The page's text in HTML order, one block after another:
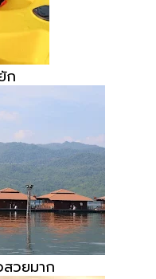
ก
วยมาก